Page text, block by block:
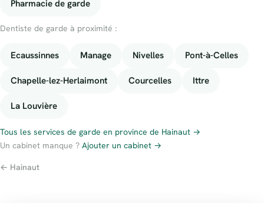
Pharmacie de garde
Dentiste de garde à proximité :
Ecaussinnes Manage Nivelles Pont-à-Celles
Chapelle-lez-Herlaimont Courcelles Ittre
La Louvière
Tous les services de garde en province de Hainaut →
Un cabinet manque ? Ajouter un cabinet →
← Hainaut